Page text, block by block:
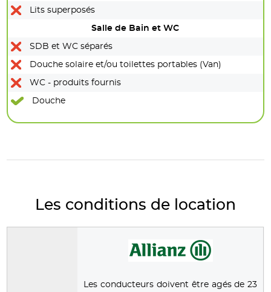
Lits superposés
Salle de Bain et WC
SDB et WC séparés
Douche solaire et/ou toilettes portables (Van)
WC - produits fournis
Douche
Les conditions de location
Les conducteurs doivent être agés de 23